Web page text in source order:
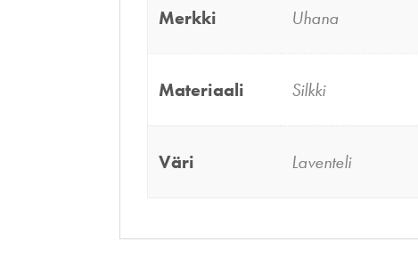
Merkki Uhana
Materiaali Silkki
Väri Laventeli